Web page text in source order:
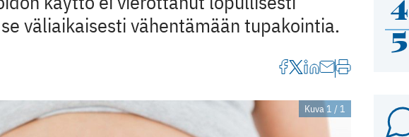
5
väliaikaisesti vähentämään tupakointia.
Kuva 1 / 1